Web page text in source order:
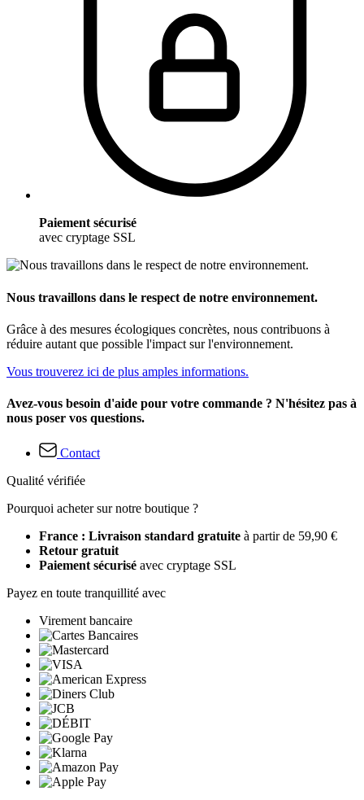
Paiement sécurisé
avec cryptage SSL
Nous travaillons dans le respect de notre environnement.
Grâce à des mesures écologiques concrètes, nous contribuons à
réduire autant que possible l'impact sur l'environnement.
Vous trouverez ici de plus amples informations.
Avez-vous besoin d'aide pour votre commande ? N'hésitez pas à
nous poser vos questions.
Contact
Qualité vérifiée
Pourquoi acheter sur notre boutique ?
France : Livraison standard gratuite à partir de 59,90 €
Retour gratuit
Paiement sécurisé avec cryptage SSL
Payez en toute tranquillité avec
Virement bancaire